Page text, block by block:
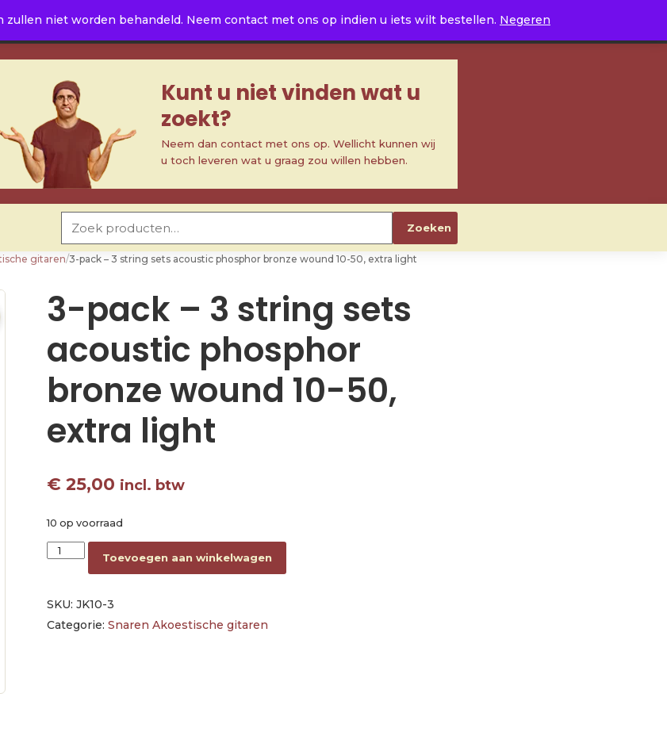
niet worden behandeld. Neem contact met ons op indien u iets wilt bestellen. Negeren
Kunt u niet vinden wat u
zoekt?
Neem dan contact met ons op. Wellicht kunnen wij
u toch leveren wat u graag zou willen hebben.
Zoeken
gitaren/3-pack – 3 string sets acoustic phosphor bronze wound 10-50, extra light
3-pack – 3 string sets
acoustic phosphor
bronze wound 10-50,
extra light
€ 25,00 incl. btw
10 op voorraad
3-pack - 3 string sets acoustic phosphor bronze wound 10-50, extra light aantal
Toevoegen aan winkelwagen
SKU: JK10-3
Categorie: Snaren Akoestische gitaren